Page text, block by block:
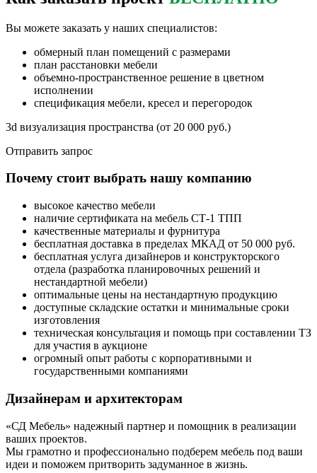
Вы можете заказать у наших специалистов:
обмерный план помещений с размерами
план расстановки мебели
объемно-пространственное решение в цветном
исполнении
спецификация мебели, кресел и перегородок
3d визуализация пространства (от 20 000 руб.)
Отправить запрос
Почему стоит выбрать нашу компанию
высокое качество мебели
наличие сертификата на мебель СТ-1 ТПП
качественные материалы и фурнитура
бесплатная доставка в пределах МКАД от 50 000 руб.
бесплатная услуга дизайнеров и конструкторского
отдела (разработка планировочных решений и
нестандартной мебели)
оптимальные цены на нестандартную продукцию
доступные складские остатки и минимальные сроки
изготовления
техническая консультация и помощь при составлении ТЗ
для участия в аукционе
огромный опыт работы с корпоративными и
государственными компаниями
Дизайнерам и архитекторам
«СД Мебель» надежный партнер и помощник в реализации
ваших проектов.
Мы грамотно и профессионально подберем мебель под ваши
идеи и поможем притворить задуманное в жизнь.